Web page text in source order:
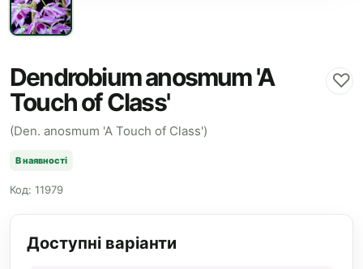
Dendrobium anosmum 'A
Touch of Class'
♡
(Den. anosmum 'A Touch of Class')
В наявності
Код: 11979
Доступні варіанти